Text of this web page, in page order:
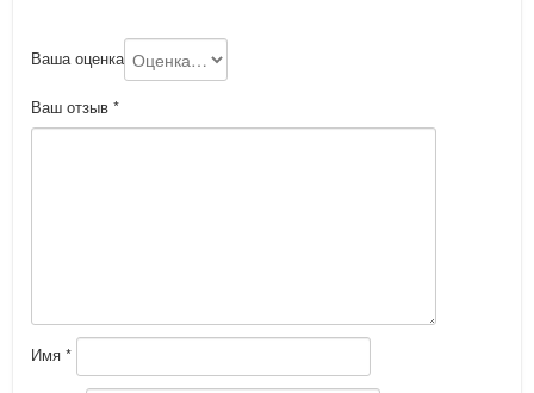
Ваша оценка
Ваш отзыв *
Имя *